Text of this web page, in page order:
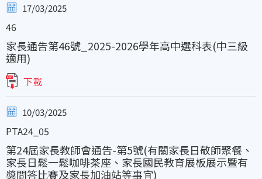
17/03/2025
46
家長通告第46號_2025-2026學年高中選科表(中三級
適用)
下載
10/03/2025
PTA24_05
第24屆家長教師會通告-第5號(有關家長日敬師聚餐、
家長日鬆一鬆咖啡茶座、家長國民教育展板展示暨有
獎問答比賽及家長加油站等事宜)